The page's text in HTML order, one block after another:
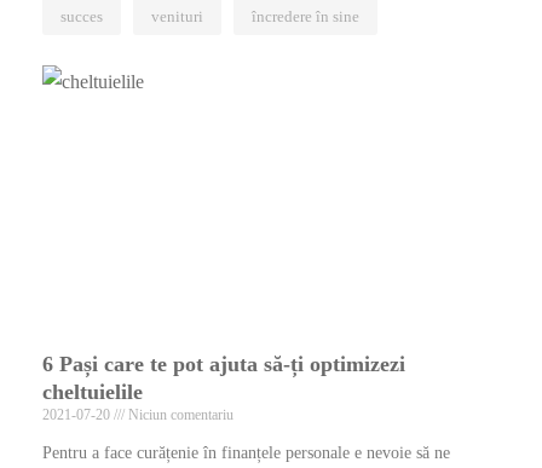
succes venituri încredere în sine
6 Pași care te pot ajuta să-ți optimizezi
cheltuielile
2021-07-20 Niciun comentariu
Pentru a face curățenie în finanțele personale e nevoie să ne